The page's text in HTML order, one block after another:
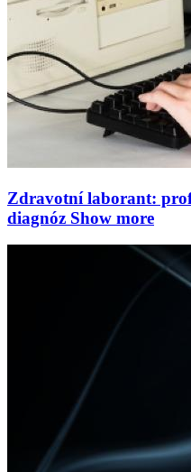
Zdravotní laborant:
diagnóz Show more